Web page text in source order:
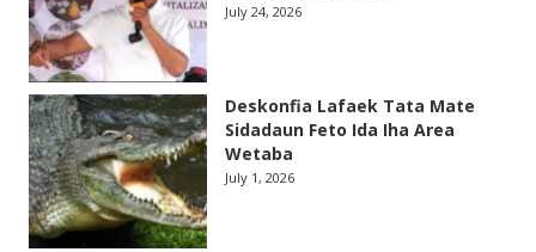
July 24, 2026
Deskonfia Lafaek Tata Mate
Sidadaun Feto Ida Iha Area
Wetaba
July 1, 2026